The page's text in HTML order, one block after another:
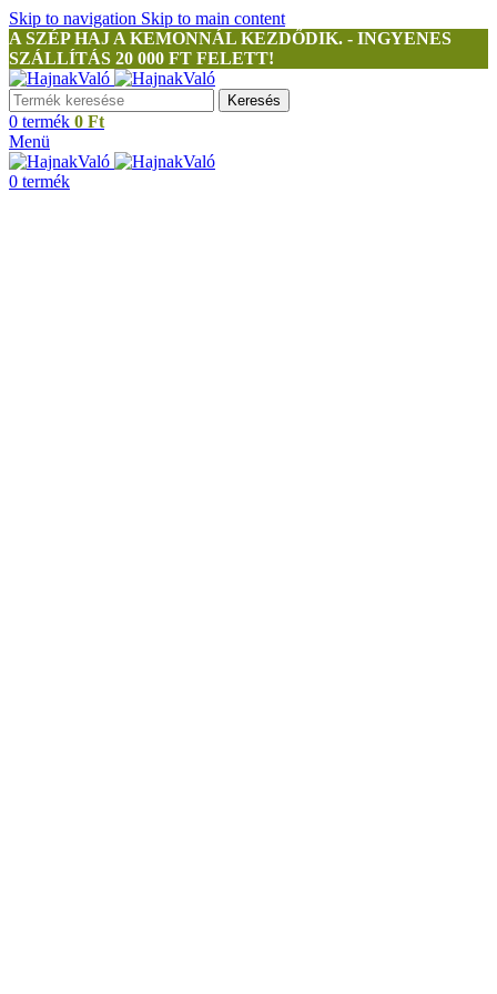
Skip to navigation Skip to main content
A SZÉP HAJ A KEMONNÁL KEZDŐDIK. - INGYENES
SZÁLLÍTÁS 20 000 FT FELETT!
Keresés
0 termék 0 Ft
Menü
0 termék